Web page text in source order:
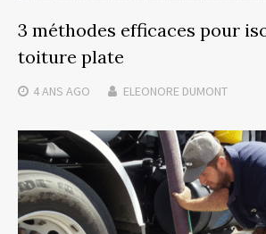
3 méthodes efficaces pour
toiture plate
4 ANS AGO ELEONORE DUMONT